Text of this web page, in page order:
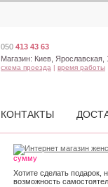
Хотите сделать подарок,
возможность
сумму
050 413 43 63
Магазин: Киев, Ярославская,
схема проезда | время работы
КОНТАКТЫ